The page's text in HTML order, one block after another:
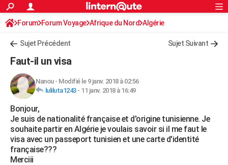
ACTUALITÉS
Politique
Société
Faits Divers
Education
Monde
Villes
+
FINANCE
Retraite
Impôts
Epargne
Immobilier
Risques naturels par ville
Banque
Assurance
Crédit
AUTO
Essais
Réserver un essai
Citadines
Berlines
SUV
Forum auto
+HIGH-TECH
Mobiles
Meilleur smartphone
Internet
Ordinateurs
Jeux vidéo
Guide high-tech
+BRICOLAGE
Forum
Aménagement intérieur
Extérieur
Cuisine
Salle de bains
Jardinage
Rangement
WEEK-END
S'inscrire
Connexion
Forum Forum Voyage Afrique du Nord Algérie
Sujet Précédent Sujet Suivant
Faut-il un visa
Nanou- Modifié le 9 janv. 2018 à 02:56
luliluta1243- 11 janv. 2018 à 16:49
Bonjour,
Je suis de nationalité française et d'origine tunisienne. Je
souhaite partir en Algérie je voulais savoir si il me faut le
visa avec un passeport tunisien et une carte d'identité
française???
Merciii